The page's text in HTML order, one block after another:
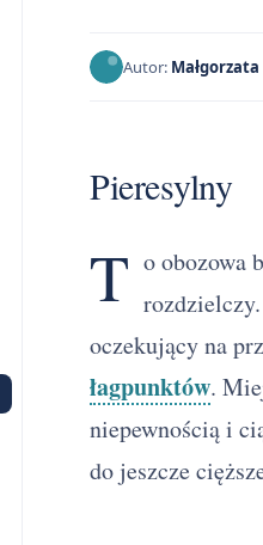
Autor: Małgorzata
Pieresylny
T o obozowa
oczekujący na
łagpunktów.
niepewnością i
do jeszcze